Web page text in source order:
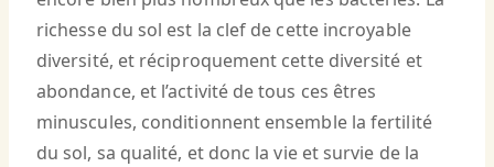
richesse du sol est la clef de cette incroyable
diversité, et réciproquement cette diversité et
abondance, et l’activité de tous ces êtres
minuscules, conditionnent ensemble la fertilité
du sol, sa qualité, et donc la vie et survie de la